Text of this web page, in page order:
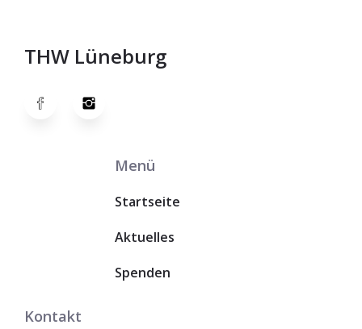
THW Lüneburg
Menü
Startseite
Aktuelles
Spenden
Kontakt